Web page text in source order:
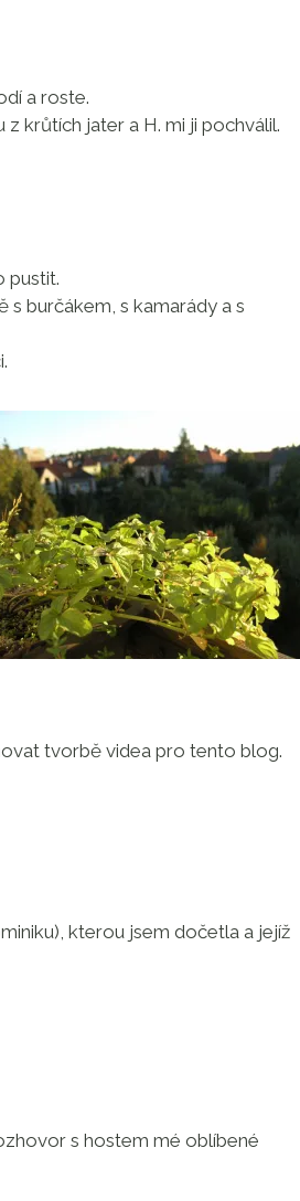
a roste.
krůtích jater a H. mi ji pochválil.
pustit.
burčákem, s kamarády a s
tvorbě videa pro tento blog.
kterou jsem dočetla a jejíž
s hostem mé oblíbené